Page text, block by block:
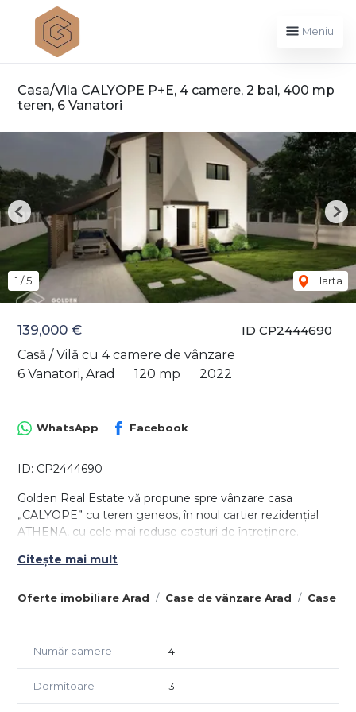
Meniu
Casa/Vila CALYOPE P+E, 4 camere, 2 bai, 400 mp
teren, 6 Vanatori
ID CP2444690
139,000 €
Casă / Vilă cu 4 camere de vânzare
6 Vanatori, Arad
120 mp 2022
1 /5 Harta
Previous
Oferte imobiliare Arad Case de vânzare Arad Case
WhatsApp Facebook
ID: CP2444690
Golden Real Estate vă propune spre vânzare casa
„CALYOPE” cu teren geneos, în noul cartier rezidenţial
ATHENA, cu cele mai reduse costuri de întreținere.
Locuința este construită pe o suprafață de circa 400 mp
- suprafața construită la sol: 71 mp
La parter, regăsim un living open space, bucătăria, o baie
și o cameră tehnică. Din livingul luminos, avem acces
direct la terasa care trimite în grădină, locul ideal unde
putem petrece timpul cu familia și prietenii sau unde ne
Citește mai mult
Număr camere 4
Dormitoare 3